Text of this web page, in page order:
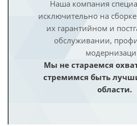
Наша компания
исключительно на
их гарантийном и
обслуживании,
Мы не стараемся
стремимся быть
области.